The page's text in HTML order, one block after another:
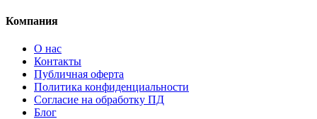
Компания
О нас
Контакты
Публичная оферта
Политика конфиденциальности
Согласие на обработку ПД
Блог